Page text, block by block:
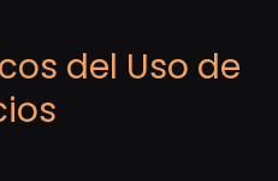
del Uso de